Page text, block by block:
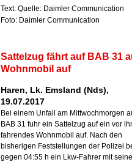
Text: Quelle: Daimler Communication
Foto: Daimler Communication
Sattelzug fährt auf BAB 31
Wohnmobil auf
Haren, Lk. Emsland (Nds),
19.07.2017
Bei einem Unfall am Mittwochmorgen
BAB 31 fuhr ein Sattelzug auf ein vor
fahrendes Wohnmobil auf. Nach den
bisherigen Feststellungen der Polizei
gegen 04:55 h ein Lkw-Fahrer mit